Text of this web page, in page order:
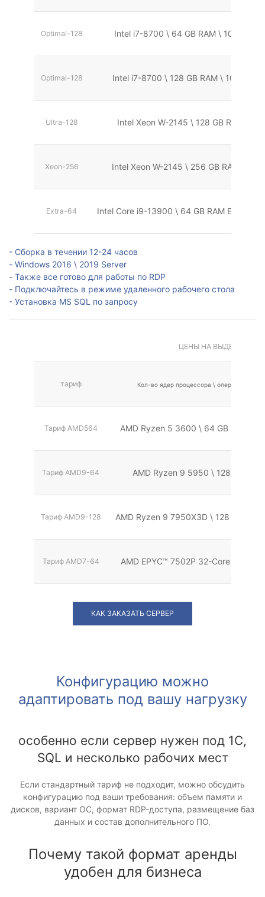
Optimal-128 Intel i7-8700 \ 64 GB RAM \ 1024 Гб
Optimal-128 Intel i7-8700 \ 128 GB RAM \ 1024 Гб
Ultra-128 Intel Xeon W-2145 \ 128 GB RAM \
Xeon-256 Intel Xeon W-2145 \ 256 GB RAM ECC
Extra-64 Intel Core i9-13900 \ 64 GB RAM ECC \
- Сборка в течении 12-24 часов
- Windows 2016 \ 2019 Server
- Также все готово для работы по RDP
- Подключайтесь в режиме удаленного рабочего стола
- Установка MS SQL по запросу
ЦЕНЫ НА ВЫДЕЛЕННЫЕ
тариф Кол-во ядер процессора \ оперативная
Тариф AMD564 AMD Ryzen 5 3600 \ 64 GB RAM
Тариф AMD9-64 AMD Ryzen 9 5950 \ 128 GB
Тариф AMD9-128 AMD Ryzen 9 7950X3D \ 128 GB
Тариф AMD7-64 AMD EPYC™ 7502P 32-Core \ 128
КАК ЗАКАЗАТЬ СЕРВЕР
Конфигурацию можно
адаптировать под вашу нагрузку
особенно если сервер нужен под 1С,
SQL и несколько рабочих мест
Если стандартный тариф не подходит, можно обсудить
конфигурацию под ваши требования: объем памяти и
дисков, вариант ОС, формат RDP-доступа, размещение баз
данных и состав дополнительного ПО.
Почему такой формат аренды
удобен для бизнеса